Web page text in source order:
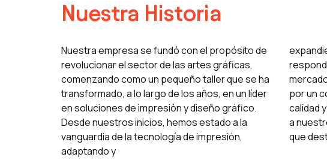
Nuestra Historia
Nuestra empresa se fundó con el propósito de
revolucionar el sector de las artes gráficas,
comenzando como un pequeño taller que se ha
transformado, a lo largo de los años, en un líder
en soluciones de impresión y diseño gráfico.
Desde nuestros inicios, hemos estado a la
vanguardia de la tecnología de impresión,
adaptando y
por un
calidad
a
que